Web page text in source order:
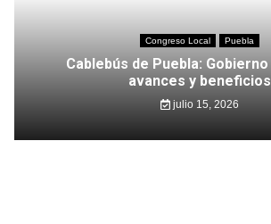
Congreso Local Puebla
Cablebús de Puebla:
avances y beneficios
julio 15, 2026